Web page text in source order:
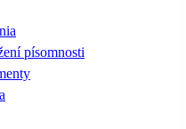
písomnosti